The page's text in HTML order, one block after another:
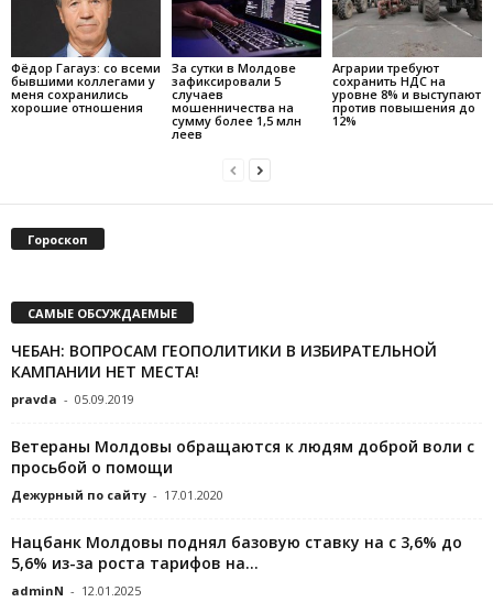
Фёдор Гагауз: со всеми
бывшими коллегами у
меня сохранились
хорошие отношения
За сутки в Молдове
зафиксировали 5
случаев
мошенничества на
сумму более 1,5 млн
леев
Аграрии требуют
сохранить НДС на
уровне 8% и выступают
против повышения до
12%
Гороскоп
САМЫЕ ОБСУЖДАЕМЫЕ
ЧЕБАН: ВОПРОСАМ ГЕОПОЛИТИКИ В ИЗБИРАТЕЛЬНОЙ
КАМПАНИИ НЕТ МЕСТА!
pravda - 05.09.2019
Ветераны Молдовы обращаются к людям доброй воли с
просьбой о помощи
Дежурный по сайту - 17.01.2020
Нацбанк Молдовы поднял базовую ставку на с 3,6% до
5,6% из-за роста тарифов на...
adminN - 12.01.2025